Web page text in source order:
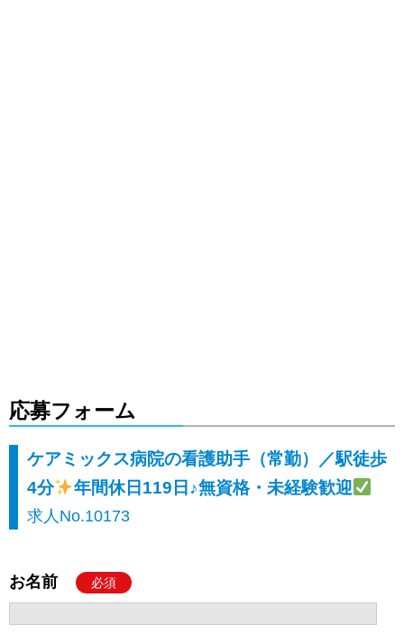
応募フォーム
ケアミックス病院の看護助手（常勤）／駅徒歩
4分
年間休日119日♪無資格・未経験歓迎
求人No.10173
お名前 必須